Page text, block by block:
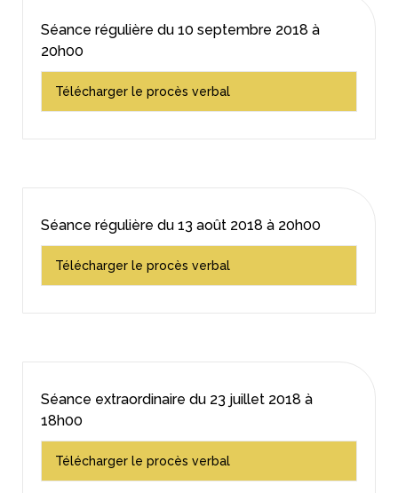
Séance régulière du 10 septembre 2018 à
20h00
Télécharger le procès verbal
Séance régulière du 13 août 2018 à 20h00
Télécharger le procès verbal
Séance extraordinaire du 23 juillet 2018 à
18h00
Télécharger le procès verbal